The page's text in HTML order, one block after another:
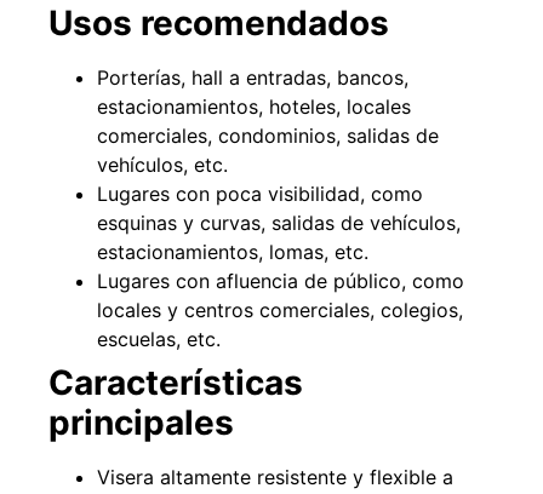
Usos recomendados
Porterías, hall a entradas, bancos,
estacionamientos, hoteles, locales
comerciales, condominios, salidas de
vehículos, etc.
Lugares con poca visibilidad, como
esquinas y curvas, salidas de vehículos,
estacionamientos, lomas, etc.
Lugares con afluencia de público, como
locales y centros comerciales, colegios,
escuelas, etc.
Características
principales
Visera altamente resistente y flexible a
Pasto sintético ornamental
Importado USA: Summer
densidad 35mm Rollo
4,57*30,48mts
$2.002.243
1.021.490
Empaquetadura 1/4" 6.4mm
hypalon sin tela 3 MPA